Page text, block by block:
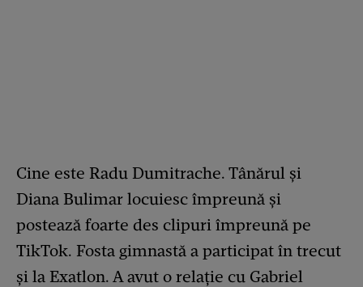
Cine este Radu Dumitrache. Tânărul și
Diana Bulimar locuiesc împreună și
postează foarte des clipuri împreună pe
TikTok. Fosta gimnastă a participat în trecut
și la Exatlon. A avut o relație cu Gabriel